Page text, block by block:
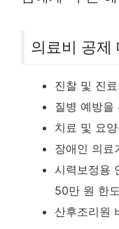
의료비 공제
진찰 및 진료
질병 예방을
치료 및 요
장애인 의료
시력보정용
50만 원 한
산후조리원